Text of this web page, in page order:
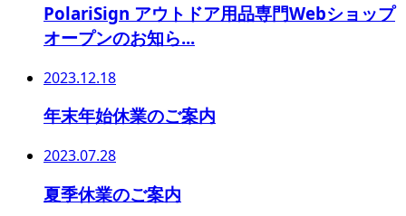
PolariSign アウトドア用品専門Webショップ
オープンのお知ら...
2023.12.18
年末年始休業のご案内
2023.07.28
夏季休業のご案内